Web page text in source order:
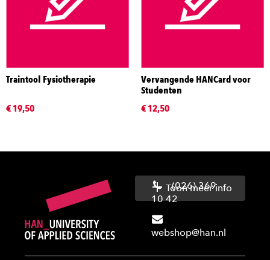
Traintool Fysiotherapie
€ 19,50
Vervangende HANCard voor
Studenten
€ 12,50
(026) 369
10 42
webshop@han.nl
Toon meer info